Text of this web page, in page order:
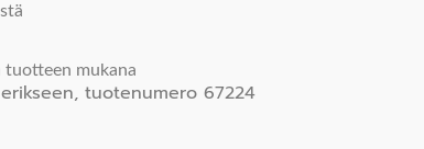
mukana
tuotenumero 67224